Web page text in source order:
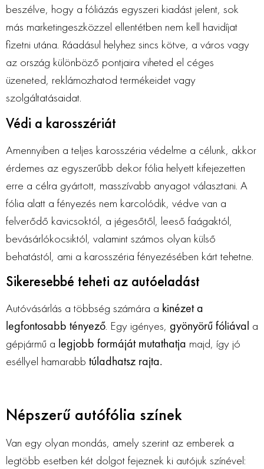
beszélve, hogy a fóliázás egyszeri kiadást jelent, sok
más marketingeszközzel ellentétben nem kell havidíjat
fizetni utána. Ráadásul helyhez sincs kötve, a város vagy
az ország különböző pontjaira viheted el céges
üzeneted, reklámozhatod termékeidet vagy
szolgáltatásaidat.
Védi a karosszériát
Amennyiben a teljes karosszéria védelme a célunk, akkor
érdemes az egyszerűbb dekor fólia helyett kifejezetten
erre a célra gyártott, masszívabb anyagot választani. A
fólia alatt a fényezés nem karcolódik, védve van a
felverődő kavicsoktól, a jégesőtől, leeső faágaktól,
bevásárlókocsiktól, valamint számos olyan külső
behatástól, ami a karosszéria fényezésében kárt tehetne.
Sikeresebbé teheti az autóeladást
Autóvásárlás a többség számára a kinézet a
legfontosabb tényező. Egy igényes, gyönyörű fóliával a
gépjármű a legjobb formáját mutathatja majd, így jó
eséllyel hamarabb túladhatsz rajta.
Népszerű autófólia színek
Van egy olyan mondás, amely szerint az emberek a
legtöbb esetben két dolgot fejeznek ki autójuk színével: